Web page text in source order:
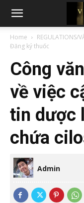
Home REGULATIONS/
Đăng ký thuốc
Công
về việc
tin dược
chứa
Admin